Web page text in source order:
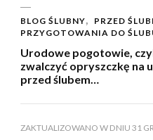
BLOG ŚLUBNY
PRZED
PRZYGOTOWANIA DO
Urodowe pogotowie,
zwalczyć opryszczkę na
przed ślubem…
ZAKTUALIZOWANO W DNIU 31